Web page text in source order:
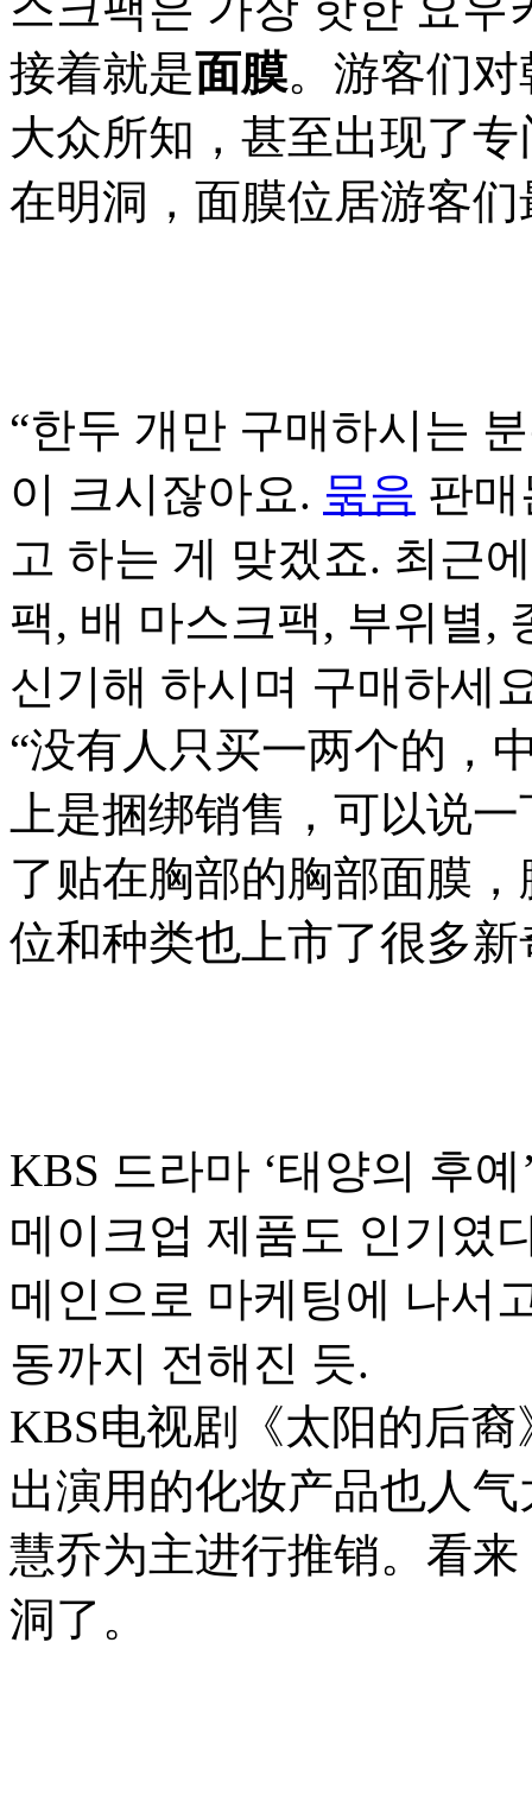
接着就是面膜。游客们
大众所知，甚至出现了
在明洞，面膜位居游客
“한두 개만 구매하시는
이 크시잖아요. 묶음 판매
고 하는 게 맞겠죠. 최근
팩, 배 마스크팩, 부위별,
신기해 하시며 구매하세
“没有人只买一两个的，
上是捆绑销售，可以说
了贴在胸部的胸部面膜
位和种类也上市了很多
KBS 드라마 ‘태양의 후
메이크업 제품도 인기였
메인으로 마케팅에 나서
동까지 전해진 듯.
KBS电视剧《太阳的后
出演用的化妆产品也人
慧乔为主进行推销。看
洞了。